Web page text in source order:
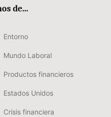
de...
Entorno
Mundo Laboral
Productos financieros
Estados Unidos
Crisis financiera